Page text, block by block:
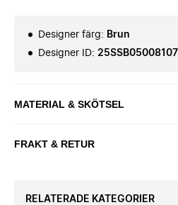
Designer färg: Brun
Designer ID: 25SSB05008107
MATERIAL & SKÖTSEL
FRAKT & RETUR
RELATERADE KATEGORIER